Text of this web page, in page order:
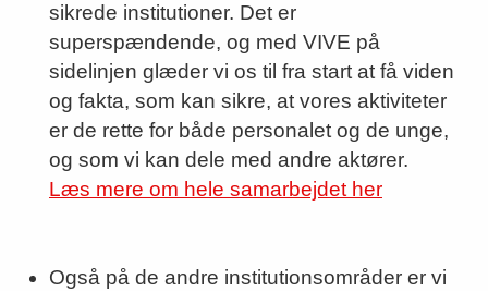
sikrede institutioner. Det er
superspændende, og med VIVE på
sidelinjen glæder vi os til fra start at få viden
og fakta, som kan sikre, at vores aktiviteter
er de rette for både personalet og de unge,
og som vi kan dele med andre aktører.
Læs mere om hele samarbejdet her
Også på de andre institutionsområder er vi